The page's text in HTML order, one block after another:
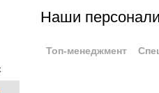
Наши
Топ-менеджмент